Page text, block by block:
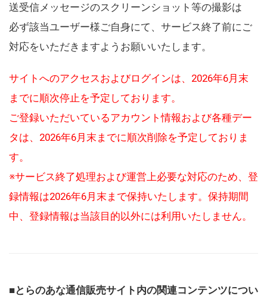
送受信メッセージのスクリーンショット等の撮影は
必ず該当ユーザー様ご自身にて、サービス終了前にご
対応をいただきますようお願いいたします。
サイトへのアクセスおよびログインは、2026年6月末
までに順次停止を予定しております。
ご登録いただいているアカウント情報および各種デー
タは、2026年6月末までに順次削除を予定しておりま
す。
※サービス終了処理および運営上必要な対応のため、登
録情報は2026年6月末まで保持いたします。保持期間
中、登録情報は当該目的以外には利用いたしません。
■とらのあな通信販売サイト内の関連コンテンツについ